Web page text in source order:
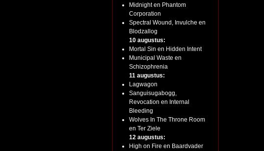
Midnight en Phantom
Corporation
Spectral Wound, Invulche en
Blodzallog
10 augustus:
Mortal Sin en Hidden Intent
Municipal Waste en
Schizophrenia
11 augustus:
Lagwagon
Sanguisugabogg,
Revocation en Internal
Bleeding
Wolves In The Throne Room
en Ter Ziele
12 augustus:
High on Fire en Baardvader